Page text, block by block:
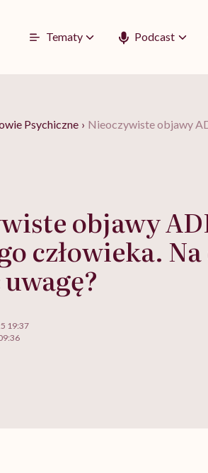
Tematy Podcast
Psychiczne › Nieoczywiste objawy
objawy
człowieka.
19:37